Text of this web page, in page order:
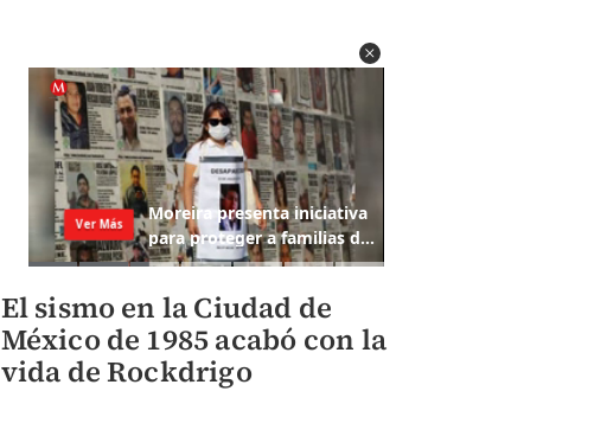
El sismo en la Ciudad de
México de 1985 acabó con la
vida de Rockdrigo